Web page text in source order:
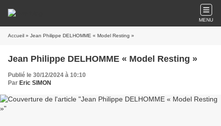
MENU
Accueil » Jean Philippe DELHOMME « Model Resting »
Jean Philippe DELHOMME « Model Resting »
Publié le 30/12/2024 à 10:10
Par Eric SIMON